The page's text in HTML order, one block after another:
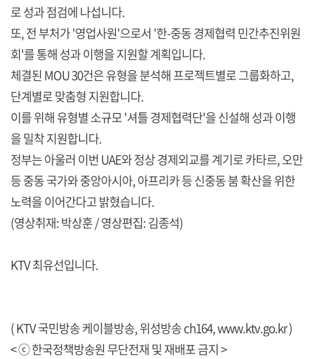
로 성과 점검에 나섭니다.
또, 전 부처가 '영업사원'으로서 '한-중동 경제협력 민간추진위원
회'를 통해 성과 이행을 지원할 계획입니다.
체결된 MOU 30건은 유형을 분석해 프로젝트별로 그룹화하고,
단계별로 맞춤형 지원합니다.
이를 위해 유형별 소규모 '셔틀 경제협력단'을 신설해 성과 이행
을 밀착 지원합니다.
정부는 아울러 이번 UAE와 정상 경제외교를 계기로 카타르, 오만
등 중동 국가와 중앙아시아, 아프리카 등 신중동 붐 확산을 위한
노력을 이어간다고 밝혔습니다.
(영상취재: 박상훈 / 영상편집: 김종석)
KTV 최유선입니다.
( KTV 국민방송 케이블방송, 위성방송 ch164,www.ktv.go.kr)
< ⓒ 한국정책방송원 무단전재 및 재배포 금지 >